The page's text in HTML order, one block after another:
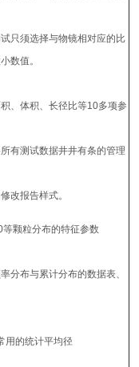
只须选择与物镜相对应的比
数值。
、体积、长径比等10多项参
有测试数据井井有条的管理
改报告样式。
颗粒分布的特征参数
分布与累计分布的数据表、
用的统计平均径